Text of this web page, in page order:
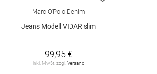
Marc O'Polo Denim
Jeans Modell VIDAR slim
99,95 €
inkl. MwSt. zzgl. Versand